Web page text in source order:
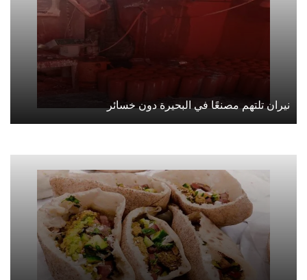
نيران تلتهم مصنعًا في البحيرة دون خسائر